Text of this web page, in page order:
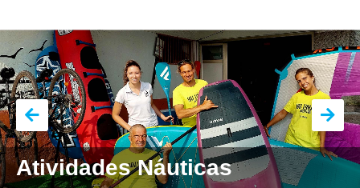
Atividades Náuticas